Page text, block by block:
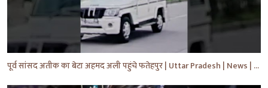
पूर्व सांसद अतीक का बेटा अहमद अली पहुंचे फतेहपुर | Uttar Pradesh | News | #shorts #yt #news #upnews